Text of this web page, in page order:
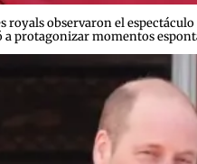
royals observaron el
protagonizar momentos